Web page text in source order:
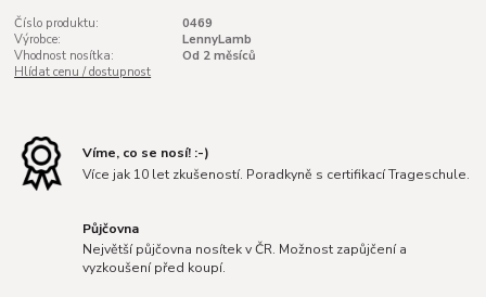
Číslo produktu:
0469
Výrobce:
LennyLamb
Vhodnost nosítka:
Od 2 měsíců
Hlídat cenu / dostupnost
Víme, co se nosí! :-)
Více jak 10 let zkušeností. Poradkyně s certifikací Trageschule.
Půjčovna
Největší půjčovna nosítek v ČR. Možnost zapůjčení a
vyzkoušení před koupí.